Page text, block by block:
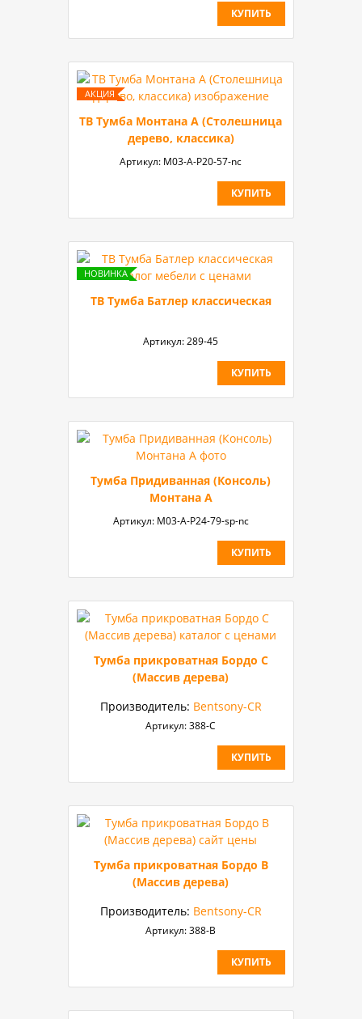
КУПИТЬ
ТВ Тумба Монтана A (Столешница
дерево, классика)
Артикул: M03-A-P20-57-nc
КУПИТЬ
ТВ Тумба Батлер классическая
Артикул:289-45
КУПИТЬ
Тумба Придиванная (Консоль)
Монтана А
Артикул: M03-А-P24-79-sp-nc
КУПИТЬ
Тумба прикроватная Бордо C
(Массив дерева)
Производитель: Bentsony-CR
Артикул:388-C
КУПИТЬ
Тумба прикроватная Бордо B
(Массив дерева)
Производитель: Bentsony-CR
Артикул:388-B
КУПИТЬ